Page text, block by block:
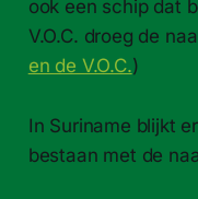
ook een schip dat
V.O.C. droeg de
en de V.O.C.)
In Suriname blijkt
bestaan met de